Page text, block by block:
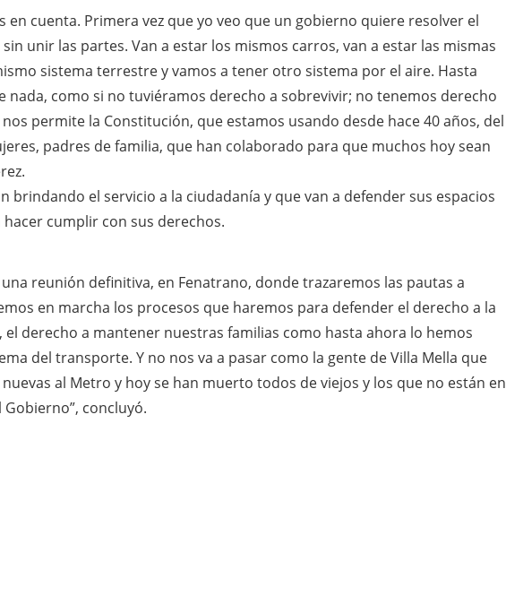
en cuenta. Primera vez que yo veo que un gobierno quiere resolver el
unir las partes. Van a estar los mismos carros, van a estar las mismas
sistema terrestre y vamos a tener otro sistema por el aire. Hasta
nada, como si no tuviéramos derecho a sobrevivir; no tenemos derecho
permite la Constitución, que estamos usando desde hace 40 años, del
padres de familia, que han colaborado para que muchos hoy sean
brindando el servicio a la ciudadanía y que van a defender sus espacios
cumplir con sus derechos.
reunión definitiva, en Fenatrano, donde trazaremos las pautas a
en marcha los procesos que haremos para defender el derecho a la
el derecho a mantener nuestras familias como hasta ahora lo hemos
del transporte. Y no nos va a pasar como la gente de Villa Mella que
al Metro y hoy se han muerto todos de viejos y los que no están en
concluyó.